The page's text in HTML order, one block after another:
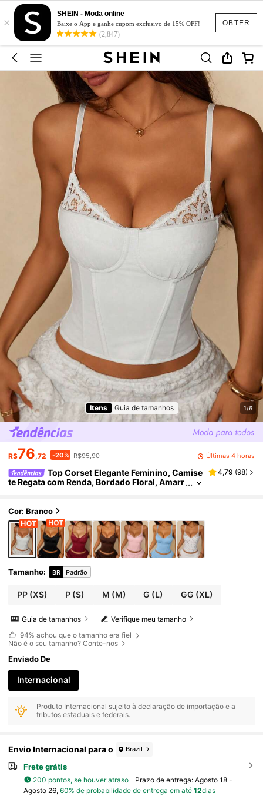
OBTER
×
SHEIN - Moda online
Baixe o App e ganhe cupom exclusivo de 15% OFF!
(2,847)
Itens Guia de tamanhos 1/6
R$76,72 -20% R$95,90 Últimas 4 horas
Top Corset Elegante Feminino, Camise
te Regata com Renda, Bordado Floral, Amarr
Multifuncional, Adequado para Carnaval, Festiv
al de Música, Temporada de Casamento, Festa, P
asseio e Outras Ocasiões
4,79 (98)
Cor: Branco
Tamanho: BR Padrão
PP(XS) P(S) M (M) G (L) GG (XL)
Verifique meu tamanho
Guia de tamanhos
94% achou que o tamanho era fiel
Não é o seu tamanho? Conte-nos
Enviado De
Internacional
Produto Internacional sujeito à declaração de importação e a
tributos estaduais e federais.
Envio Internacional para o Brazil
Frete grátis
200 pontos, se houver atraso Prazo de entrega: Agosto 18 -
Agosto 26, 60% de probabilidade de entrega em até 12dias